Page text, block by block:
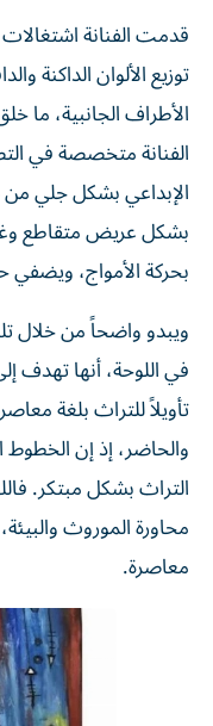
قدمت الفنانة
توزيع الألوان الداكنة
الأطراف الجانبية، ما
الفنانة متخصصة في
الإبداعي بشكل جلي
بشكل عريض متقاطع
بحركة الأمواج، ويضفي
ويبدو واضحاً من خلال
في اللوحة، أنها تهدف
تأويلاً للتراث بلغة
والحاضر، إذ إن الخطوط
التراث بشكل مبتكر.
محاورة الموروث
معاصرة.